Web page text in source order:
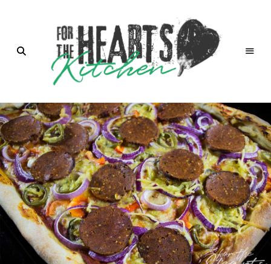
for the
Hearts
Kitchen |
die
Küche
mit Herz
von
Christian